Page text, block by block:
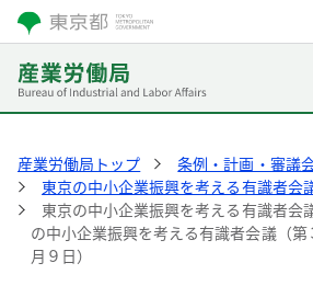
産業労働局トップ 条例・計画・審議
東京の中小企業振興を考える有識者会
東京の中小企業振興を考える有識者
の中小企業振興を考える有識者会議（第
月９日）